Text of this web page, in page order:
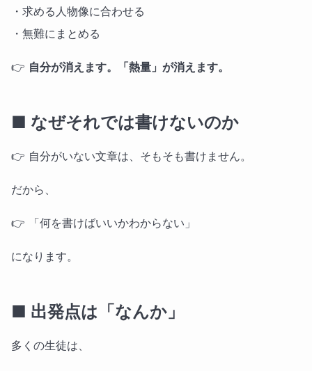
・求める人物像に合わせる
・無難にまとめる
👉 自分が消えます。「熱量」が消えます。
■ なぜそれでは書けないのか
👉 自分がいない文章は、そもそも書けません。
だから、
👉 「何を書けばいいかわからない」
になります。
■ 出発点は「なんか」
多くの生徒は、